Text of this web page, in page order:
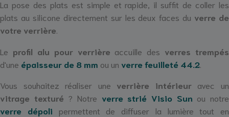
La pose des plats est simple et rapide, il suffit de coller les
plats au silicone directement sur les deux faces du verre de
votre verrière
Le profil alu pour verrière accuille des verres trempés
d'une épaisseur de 8 mm ou un verre feuilleté 44.2
Vous souhaitez réaliser une verrière intérieuravec un
vitrage texturé ? Notre verre strié Visio Sun ou notre
verre dépoli permettent de diffuser la lumière tout en